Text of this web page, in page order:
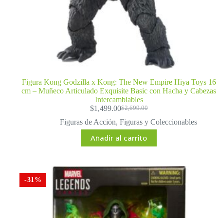
Figura Kong Godzilla x Kong: The New Empire Hiya Toys 16
cm – Muñeco Articulado Exquisite Basic con Hacha y Cabezas
Intercambiables
$2,699.00
El
precio
original
era:
$2,699.00.
$1,499.00El
precio
actual
es:
$1,499.00.
Figuras de Acción, Figuras y Coleccionables
Añadir al carrito
-31%